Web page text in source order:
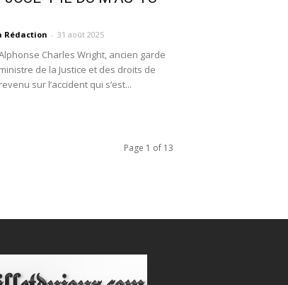
Rédaction - 31 août 2025
Charles Wright, ancien garde
de la Justice et des droits de
sur l’accident qui s’est...
Page 1 of 13